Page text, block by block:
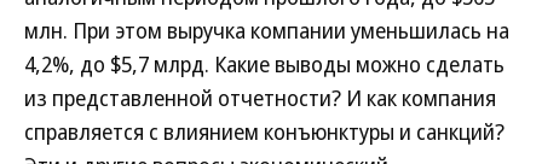
млн. При этом выручка компании уменьшилась на
4,2%, до $5,7 млрд. Какие выводы можно сделать
из представленной отчетности? И как компания
справляется с влиянием конъюнктуры и санкций?